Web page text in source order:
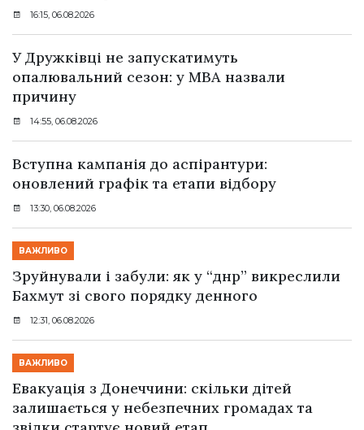
16:15, 06.08.2026
У Дружківці не запускатимуть
опалювальний сезон: у МВА назвали
причину
14:55, 06.08.2026
Вступна кампанія до аспірантури:
оновлений графік та етапи відбору
13:30, 06.08.2026
ВАЖЛИВО
Зруйнували і забули: як у “днр” викреслили
Бахмут зі свого порядку денного
12:31, 06.08.2026
ВАЖЛИВО
Евакуація з Донеччини: скільки дітей
залишається у небезпечних громадах та